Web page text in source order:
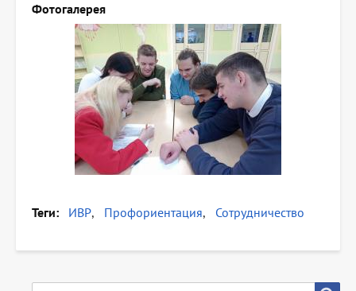
Фотогалерея
Теги ИВР Профориентация Сотрудничество